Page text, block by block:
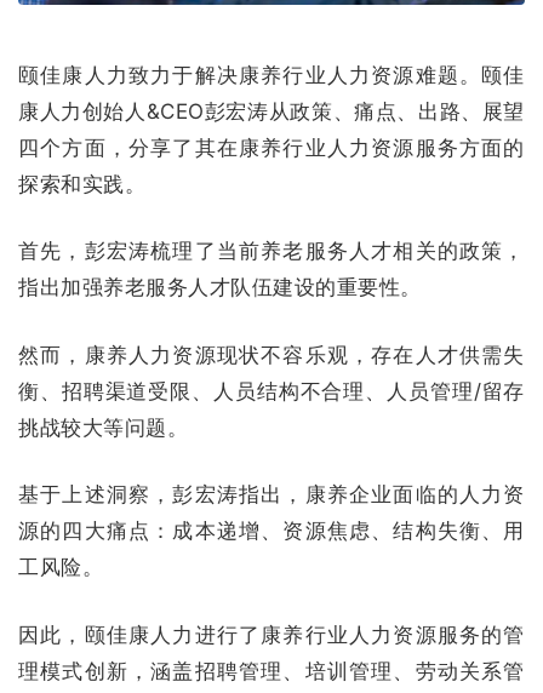
颐佳康人力致力于解决康养行业人力资源难题。颐佳
康人力创始人&CEO彭宏涛从政策、痛点、出路、展望
四个方面，分享了其在康养行业人力资源服务方面的
探索和实践。
首先，彭宏涛梳理了当前养老服务人才相关的政策，
指出加强养老服务人才队伍建设的重要性。
然而，康养人力资源现状不容乐观，存在人才供需失
衡、招聘渠道受限、人员结构不合理、人员管理/留存
挑战较大等问题。
基于上述洞察，彭宏涛指出，康养企业面临的人力资
源的四大痛点：成本递增、资源焦虑、结构失衡、用
工风险。
因此，颐佳康人力进行了康养行业人力资源服务的管
理模式创新，涵盖招聘管理、培训管理、劳动关系管